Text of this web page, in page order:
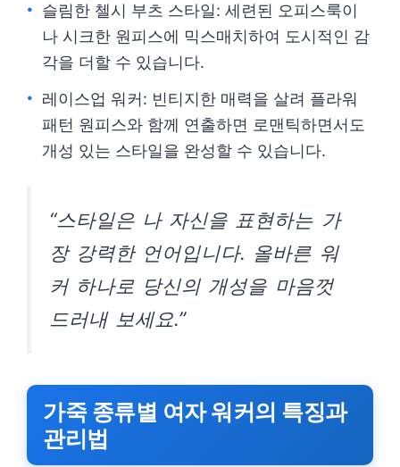
슬림한 첼시 부츠 스타일: 세련된 오피스룩이
나 시크한 원피스에 믹스매치하여 도시적인 감
각을 더할 수 있습니다.
레이스업 워커: 빈티지한 매력을 살려 플라워
패턴 원피스와 함께 연출하면 로맨틱하면서도
개성 있는 스타일을 완성할 수 있습니다.
“스타일은 나 자신을 표현하는 가
장 강력한 언어입니다. 올바른 워
커 하나로 당신의 개성을 마음껏
드러내 보세요.”
가죽 종류별 여자 워커의 특징과
관리법